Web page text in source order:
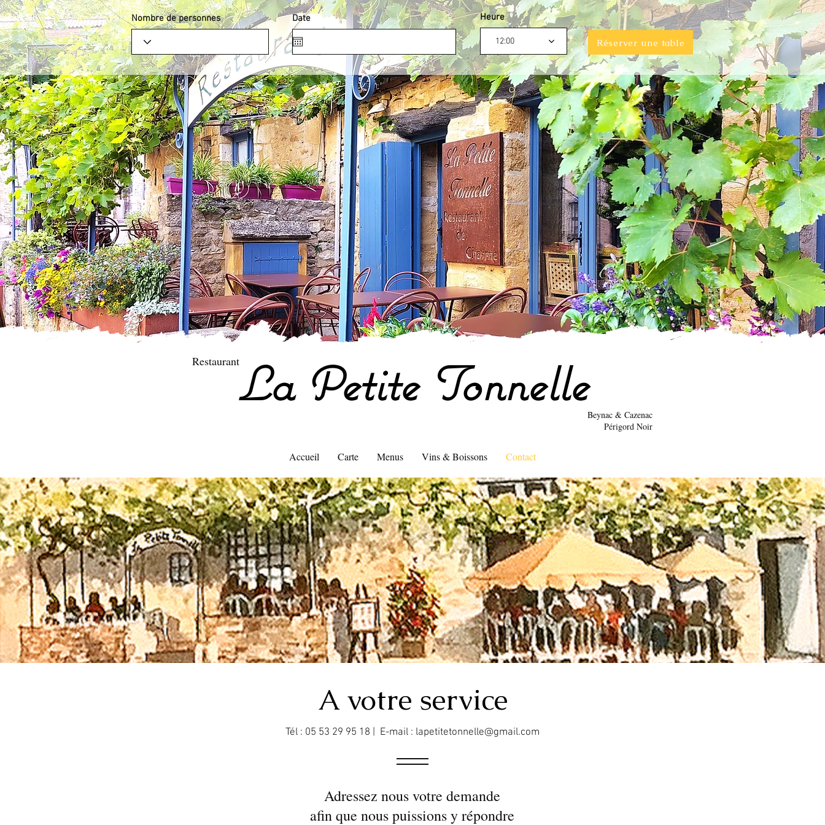
Nombre de personnes Date Heure
12:00 Réserver une table
RestaurantLa Petite Tonnelle
Beynac & Cazenac
Périgord Noir
Accueil Carte Menus Vins & Boissons Contact
A votre service
Tél : 05 53 29 95 18 | E-mail : lapetitetonnelle@gmail.com
Adressez nous votre demande
afin que nous puissions y répondre